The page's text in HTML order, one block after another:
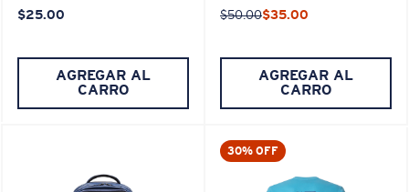
$25.00
AGREGAR AL
CARRO
$50.00$35.00
AGREGAR AL
CARRO
30% OFF